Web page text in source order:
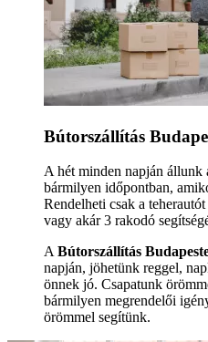
Bútorszállítás
A hét minden napján állunk
bármilyen időpontban,
Rendelheti csak a
vagy akár 3 rakodó
A Bútorszállítás
napján, jöhetünk reggel,
önnek jó. Csapatunk
bármilyen megrendelői
örömmel segítünk.